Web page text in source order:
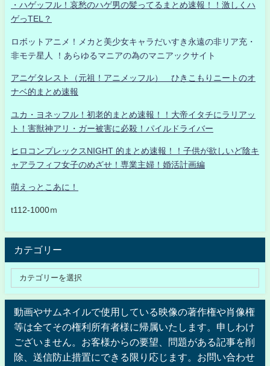
・ハゲッフル！哀愁のハゲ男の髪ってるまとめ速報！！激しくハ
ゲっTEL？
ロボットアニメ！メカと美少女キャラだいすき永遠の非リア充・
非モテ星人 ！あらゆるマニアの為のマニアックサイト
アニゲタレスト（元祖！アニメッフル） ひきこもりニートのオ
ナベ的まとめ速報
ユカ・ヨネッフル！初老的まとめ速報！！大帝イタチにラリアッ
ト！害獣神アリ・ガー被害に必殺！パイルドライバー
ヒロコンプレックスNIGHT 的まとめ速報！！子供が欲しいど陰キ
ャアラフィフ女子のめざせ！専業主婦！婚活計画編
萌えっとこあに！
t112-1000ｍ
カテゴリー
動画やサムネイルで使用している映像の著作権や肖像権
等は全てその権利所有者様に帰属いたします。申しわけ
ございません。お客様からの要望、問題がある記事を削
除、送信防止措置にできる限り応じます。お問い合わせ